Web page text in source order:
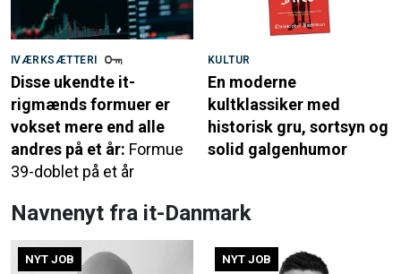
IVÆRKSÆTTERI
Disse ukendte it-
rigmænds formuer er
vokset mere end alle
andres på et år: Formue
39-doblet på et år
KULTUR
En moderne
kultklassiker med
historisk gru, sortsyn og
solid galgenhumor
Navnenyt fra it-Danmark
NYT JOB NYT JOB